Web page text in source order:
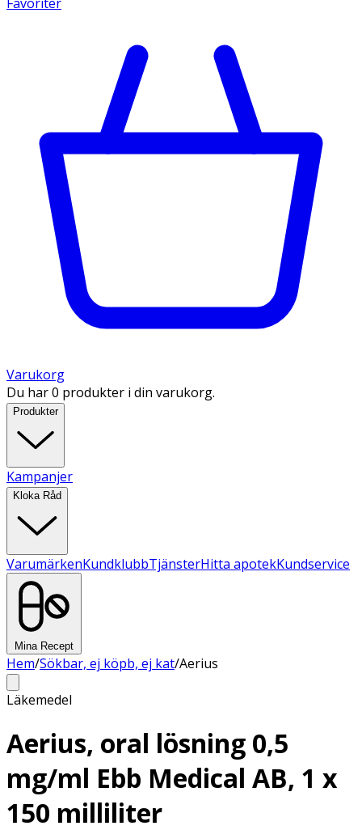
Varukorg
Du har 0 produkter i din varukorg.
Produkter
Kampanjer
Kloka Råd
VarumärkenKundklubbTjänsterHitta apotekKundservice
Mina Recept
Hem/Sökbar, ej köpb, ej kat/Aerius
Läkemedel
Aerius, oral lösning 0,5
mg/ml Ebb Medical AB, 1 x
150 milliliter